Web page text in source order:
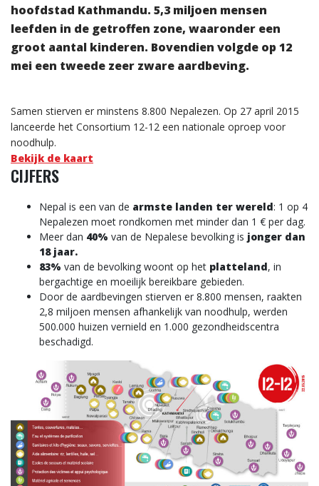
hoofdstad Kathmandu. 5,3 miljoen mensen
leefden in de getroffen zone, waaronder een
groot aantal kinderen. Bovendien volgde op 12
mei een tweede zeer zware aardbeving.
Samen stierven er minstens 8.800 Nepalezen. Op 27 april 2015
lanceerde het Consortium 12-12 een nationale oproep voor
noodhulp.
Bekijk de kaart
CIJFERS
Nepal is een van de armste landen ter wereld: 1 op 4
Nepalezen moet rondkomen met minder dan 1 € per dag.
Meer dan 40% van de Nepalese bevolking is jonger dan
18 jaar.
83% van de bevolking woont op het platteland, in
bergachtige en moeilijk bereikbare gebieden.
Door de aardbevingen stierven er 8.800 mensen, raakten
2,8 miljoen mensen afhankelijk van noodhulp, werden
500.000 huizen vernield en 1.000 gezondheidscentra
beschadigd.